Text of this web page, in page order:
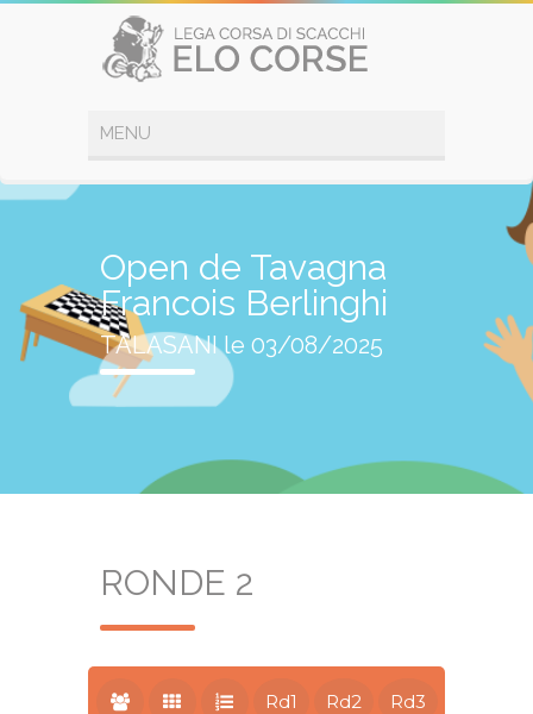
Open de Tavagna
Francois Berlinghi
TALASANI le 03/08/2025
RONDE 2
Rd1 Rd2 Rd3